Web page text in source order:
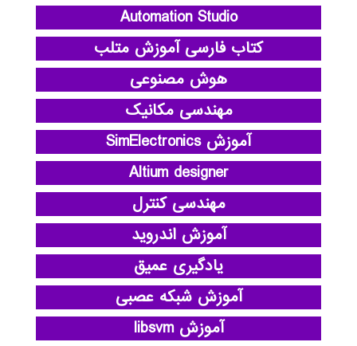
Automation Studio
کتاب فارسی آموزش متلب
هوش مصنوعی
مهندسی مکانیک
آموزش SimElectronics
Altium designer
مهندسی کنترل
آموزش اندروید
یادگیری عمیق
آموزش شبکه عصبی
آموزش libsvm